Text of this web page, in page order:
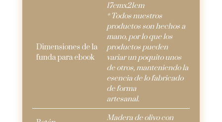
Dimensiones de la
funda para ebook
17cmx21cm
* Todos nuestros
productos son hechos a
mano, por lo que los
productos pueden
variar un poquito unos
de otros, manteniendo la
esencia de lo fabricado
de forma
artesanal.
Madera de olivo con